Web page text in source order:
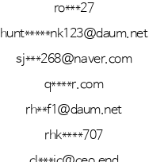
ro***27
hunt*****nk123@daum.net
sj***268@naver.com
q****r.com
rh**f1@daum.net
rhk****707